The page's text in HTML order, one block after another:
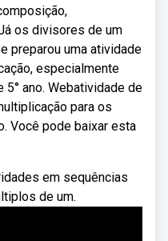
os divisores de um
preparou uma atividade
especialmente
5° ano. Webatividade de
para os
Você pode baixar esta
em sequências
de um.